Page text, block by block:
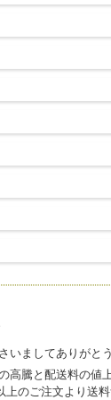
いましてありがと
高騰と配送料の値
上のご注文より送